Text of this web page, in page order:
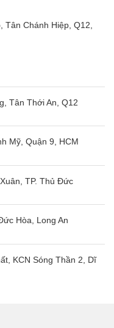
Tân Chánh Hiệp, Q12,
Tân Thới An, Q12
Mỹ, Quận 9, HCM
TP. Thủ Đức
Hòa, Long An
KCN Sóng Thần 2, Dĩ